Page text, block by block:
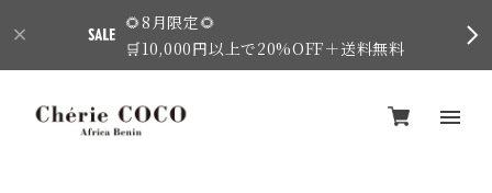
🌻8月限定🌻
🛒10,000円以上で20%OFF＋送料無料